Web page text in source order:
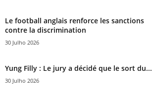
Le football anglais renforce les sanctions
contre la discrimination
30 Julho 2026
Yung Filly : Le jury a décidé que le sort du...
30 Julho 2026